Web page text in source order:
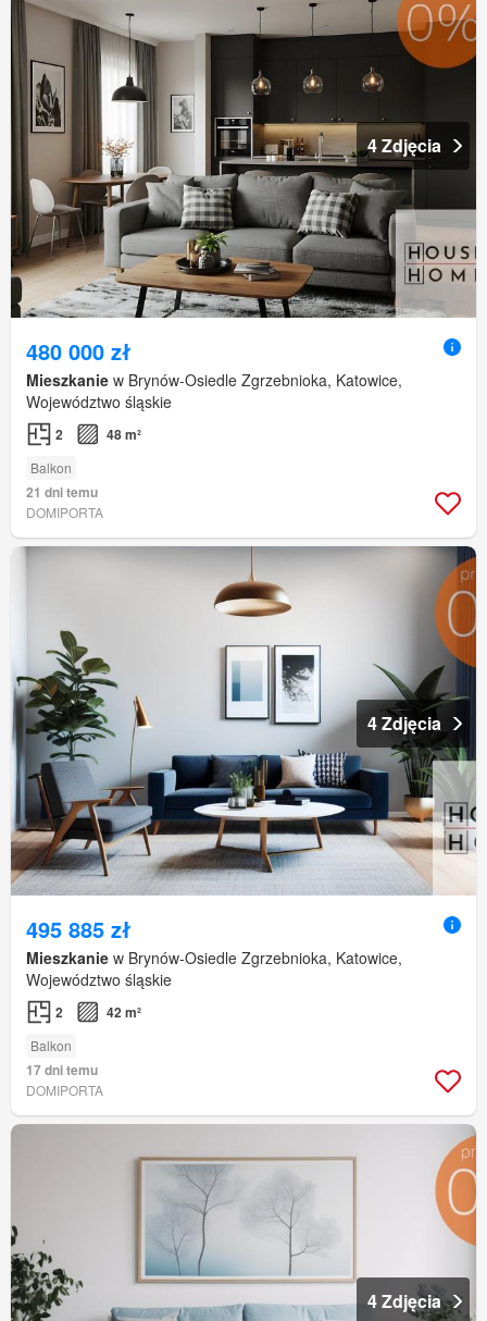
4 Zdjęcia
480 000 zł
Mieszkanie w Brynów-Osiedle Zgrzebnioka, Katowice,
Województwo śląskie
2 48 m²
Balkon
21 dni temu
DOMIPORTA
4 Zdjęcia
495 885 zł
Mieszkanie w Brynów-Osiedle Zgrzebnioka, Katowice,
Województwo śląskie
2 42 m²
Balkon
17 dni temu
DOMIPORTA
4 Zdjęcia